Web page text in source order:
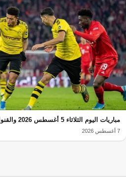
مباريات اليوم الثلاثاء 5 أغسطس 2026 والقنوات الناقلة
7 أغسطس 2026